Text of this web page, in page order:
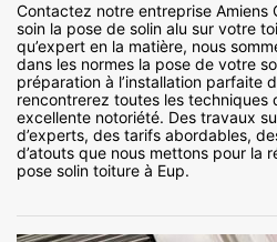
Contactez notre entreprise Amiens
soin la pose de solin alu sur votre
qu’expert en la matière, nous
dans les normes la pose de votre
préparation à l’installation parfaite
rencontrerez toutes les techniques
excellente notoriété. Des travaux
d’experts, des tarifs abordables,
d’atouts que nous mettons pour la
pose solin toiture à Eup.